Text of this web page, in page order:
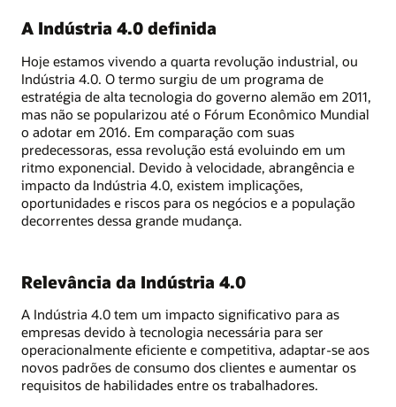
A Indústria 4.0 definida
Hoje estamos vivendo a quarta revolução industrial, ou
Indústria 4.0. O termo surgiu de um programa de
estratégia de alta tecnologia do governo alemão em 2011,
mas não se popularizou até o Fórum Econômico Mundial
o adotar em 2016. Em comparação com suas
predecessoras, essa revolução está evoluindo em um
ritmo exponencial. Devido à velocidade, abrangência e
impacto da Indústria 4.0, existem implicações,
oportunidades e riscos para os negócios e a população
decorrentes dessa grande mudança.
Relevância da Indústria 4.0
A Indústria 4.0 tem um impacto significativo para as
empresas devido à tecnologia necessária para ser
operacionalmente eficiente e competitiva, adaptar-se aos
novos padrões de consumo dos clientes e aumentar os
requisitos de habilidades entre os trabalhadores.